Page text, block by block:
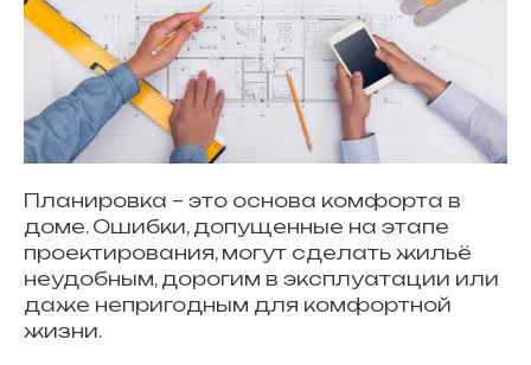
Планировка – это основа комфорта в
доме. Ошибки, допущенные на этапе
проектирования, могут сделать жильё
неудобным, дорогим в эксплуатации или
даже непригодным для комфортной
жизни.